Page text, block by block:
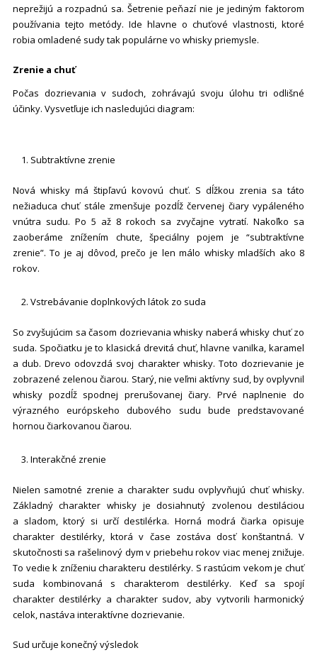
neprežijú a rozpadnú sa. Šetrenie peňazí nie je jediným faktorom
používania tejto metódy. Ide hlavne o chuťové vlastnosti, ktoré
robia omladené sudy tak populárne vo whisky priemysle.
Zrenie a chuť
Počas dozrievania v sudoch, zohrávajú svoju úlohu tri odlišné
účinky. Vysvetľuje ich nasledujúci diagram:
Subtraktívne zrenie
Nová whisky má štipľavú kovovú chuť. S dĺžkou zrenia sa táto
nežiaduca chuť stále zmenšuje pozdĺž červenej čiary vypáleného
vnútra sudu. Po 5 až 8 rokoch sa zvyčajne vytratí. Nakoľko sa
zaoberáme znížením chute, špeciálny pojem je “subtraktívne
zrenie”. To je aj dôvod, prečo je len málo whisky mladších ako 8
rokov.
Vstrebávanie doplnkových látok zo suda
So zvyšujúcim sa časom dozrievania whisky naberá whisky chuť zo
suda. Spočiatku je to klasická drevitá chuť, hlavne vanilka, karamel
a dub. Drevo odovzdá svoj charakter whisky. Toto dozrievanie je
zobrazené zelenou čiarou. Starý, nie veľmi aktívny sud, by ovplyvnil
whisky pozdĺž spodnej prerušovanej čiary. Prvé naplnenie do
výrazného európskeho dubového sudu bude predstavované
hornou čiarkovanou čiarou.
Interakčné zrenie
Nielen samotné zrenie a charakter sudu ovplyvňujú chuť whisky.
Základný charakter whisky je dosiahnutý zvolenou destiláciou
a sladom, ktorý si určí destilérka. Horná modrá čiarka opisuje
charakter destilérky, ktorá v čase zostáva dosť konštantná. V
skutočnosti sa rašelinový dym v priebehu rokov viac menej znižuje.
To vedie k zníženiu charakteru destilérky. S rastúcim vekom je chuť
suda kombinovaná s charakterom destilérky. Keď sa spojí
charakter destilérky a charakter sudov, aby vytvorili harmonický
celok, nastáva interaktívne dozrievanie.
Sud určuje konečný výsledok